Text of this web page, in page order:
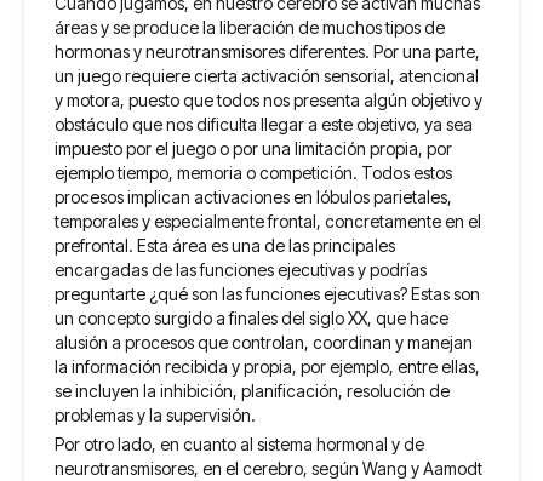
áreas y se produce la liberación de muchos tipos de
hormonas y neurotransmisores diferentes. Por una parte,
un juego requiere cierta activación sensorial, atencional
y motora, puesto que todos nos presenta algún objetivo y
obstáculo que nos dificulta llegar a este objetivo, ya sea
impuesto por el juego o por una limitación propia, por
ejemplo tiempo, memoria o competición. Todos estos
procesos implican activaciones en lóbulos parietales,
temporales y especialmente frontal, concretamente en el
prefrontal. Esta área es una de las principales
encargadas de las funciones ejecutivas y podrías
preguntarte ¿qué son las funciones ejecutivas? Estas son
un concepto surgido a finales del siglo XX, que hace
alusión a procesos que controlan, coordinan y manejan
la información recibida y propia, por ejemplo, entre ellas,
se incluyen la inhibición, planificación, resolución de
problemas y la supervisión.
Por otro lado, en cuanto al sistema hormonal y de
neurotransmisores, en el cerebro, según Wang y Aamodt